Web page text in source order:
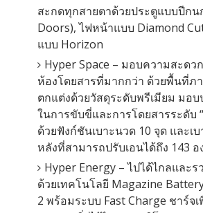
สะกดทุกสายตาด้วยประตูแบบปีกน
Doors), ไฟหน้าแบบ Diamond
แบบ Horizon
Hyper Space – มอบความสะดว
ห้องโดยสารที่มากกว่า ด้วยพื้นที่ภ
ตกแต่งด้วยวัสดุระดับพรีเมียม มอ
ในการขับขี่และการโดยสารระดับ
ด้วยฟังก์ชันเบาะนวด 10 จุด และเ
หลังที่สามารถปรับเอนได้ถึง 143 อ
Hyper Energy – ไปได้ไกลและร
ด้วยเทคโนโลยี Magazine
2 พร้อมระบบ Fast Charge ชาร์จ